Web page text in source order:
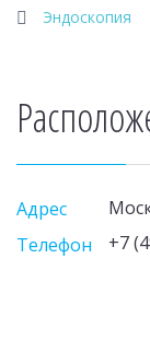
Эндоскопия
Адрес
Телефон
+7